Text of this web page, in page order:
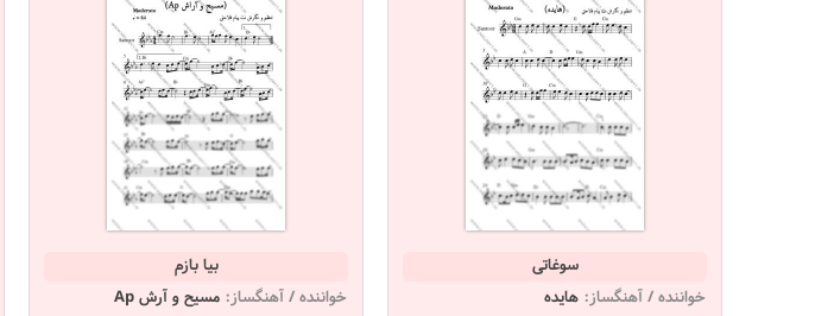
سوغاتی
خواننده / آهنگساز: هایده
بیا بازم
خواننده / آهنگساز: مسیح و آرش Ap